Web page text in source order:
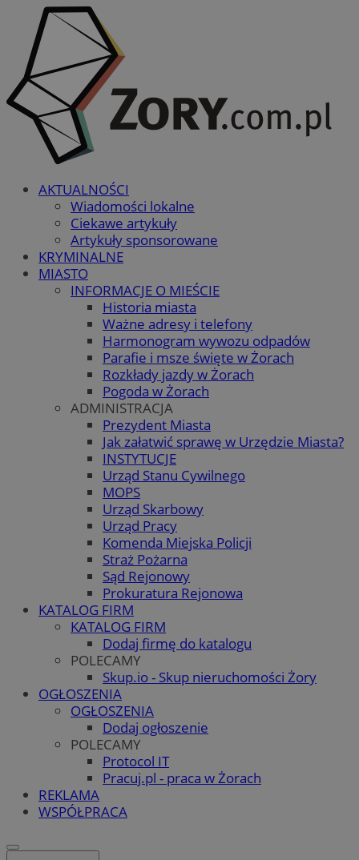
AKTUALNOŚCI
Wiadomości lokalne
Ciekawe artykuły
Artykuły sponsorowane
KRYMINALNE
MIASTO
INFORMACJE O MIEŚCIE
Historia miasta
Ważne adresy i telefony
Harmonogram wywozu odpadów
Parafie i msze święte w Żorach
Rozkłady jazdy w Żorach
Pogoda w Żorach
ADMINISTRACJA
Prezydent Miasta
Jak załatwić sprawę w Urzędzie Miasta?
INSTYTUCJE
Urząd Stanu Cywilnego
MOPS
Urząd Skarbowy
Urząd Pracy
Komenda Miejska Policji
Straż Pożarna
Sąd Rejonowy
Prokuratura Rejonowa
KATALOG FIRM
KATALOG FIRM
Dodaj firmę do katalogu
POLECAMY
Skup.io - Skup nieruchomości Żory
OGŁOSZENIA
OGŁOSZENIA
Dodaj ogłoszenie
POLECAMY
Protocol IT
Pracuj.pl - praca w Żorach
REKLAMA
WSPÓŁPRACA